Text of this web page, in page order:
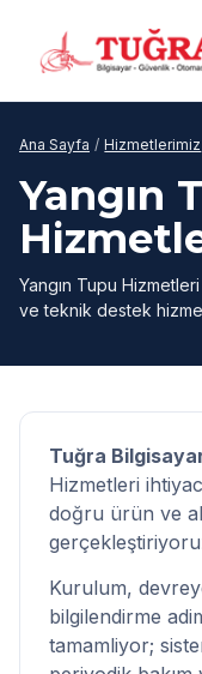
Ana Sayfa / Hizmetlerimiz
Yangın
Yangın Tupu
ve teknik destek
Tuğra
Hizmetleri
doğru ürün ve
Kurulum,
bilgilendirme
tamamliyor;